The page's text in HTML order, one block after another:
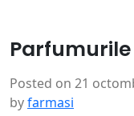
Posted on 21
byfarmasi